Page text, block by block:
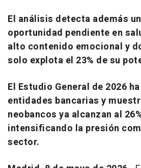
El análisis detecta además
oportunidad pendiente en
alto contenido emocional y
solo explota el 23% de su
El Estudio General de 2026
entidades bancarias y
neobancos ya alcanzan al
intensificando la presión
sector.